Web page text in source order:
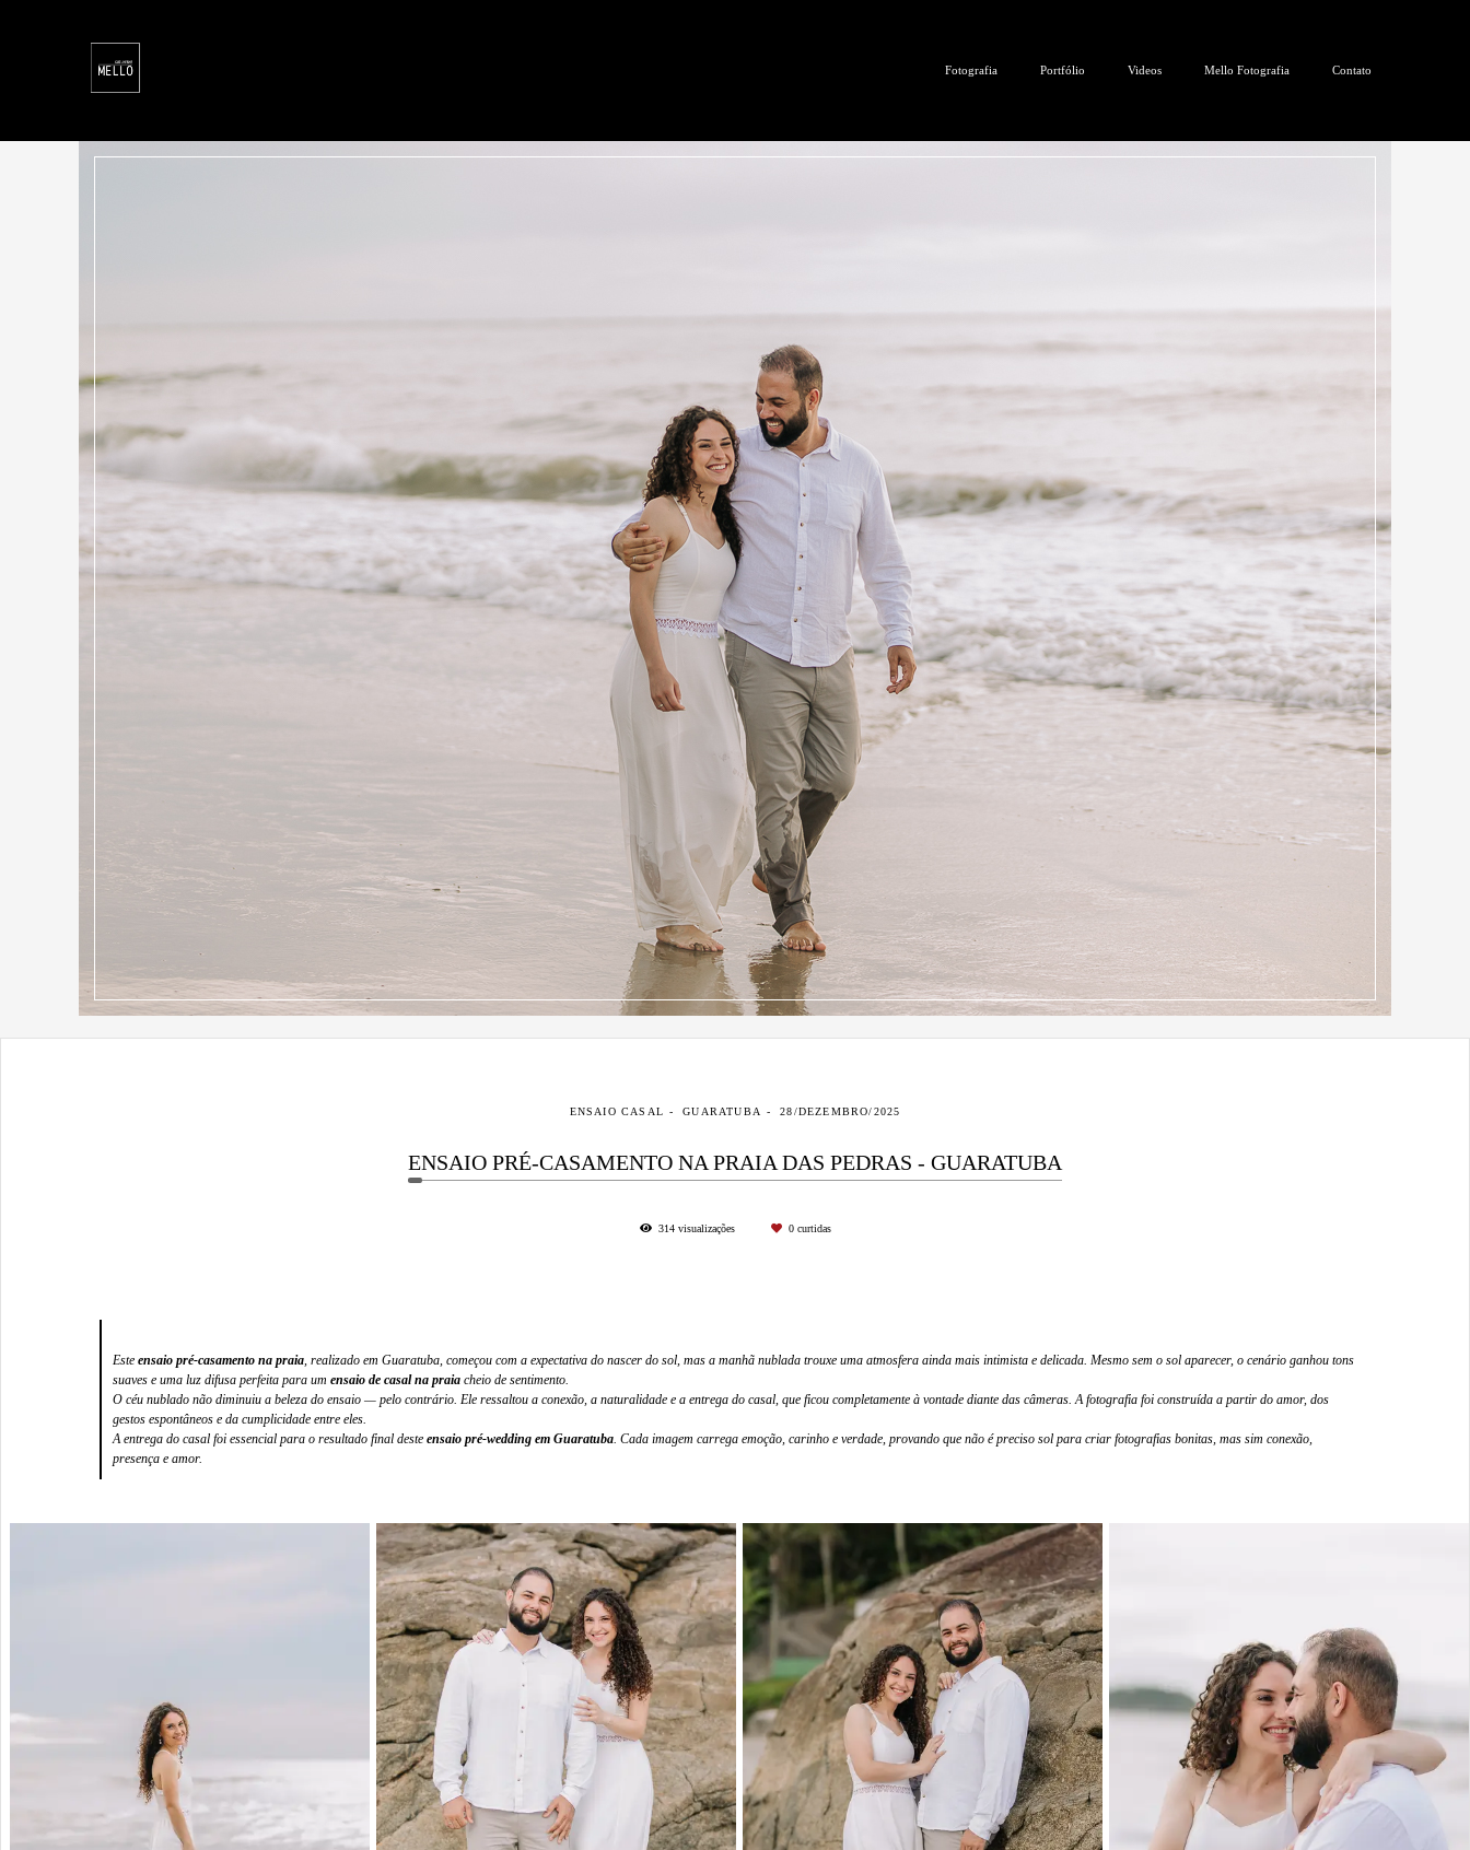
Fotografia Portfólio Videos Mello Fotografia Contato
ENSAIO CASAL GUARATUBA 28/DEZEMBRO/2025
ENSAIO PRÉ-CASAMENTO NA PRAIA DAS PEDRAS - GUARATUBA
314visualizações 0curtidas
Este ensaio pré-casamento na praia , realizado em Guaratuba, começou com a expectativa do nascer do sol, mas a manhã nublada trouxe uma atmosfera ainda mais intimista e delicada. Mesmo sem o sol aparecer, o cenário ganhou tons
suaves e uma luz difusa perfeita para um ensaio de casal na praia cheio de sentimento.
O céu nublado não diminuiu a beleza do ensaio — pelo contrário. Ele ressaltou a conexão, a naturalidade e a entrega do casal, que ficou completamente à vontade diante das câmeras. A fotografia foi construída a partir do amor, dos
gestos espontâneos e da cumplicidade entre eles.
A entrega do casal foi essencial para o resultado final deste ensaio pré-wedding em Guaratuba . Cada imagem carrega emoção, carinho e verdade, provando que não é preciso sol para criar fotografias bonitas, mas sim conexão,
presença e amor.